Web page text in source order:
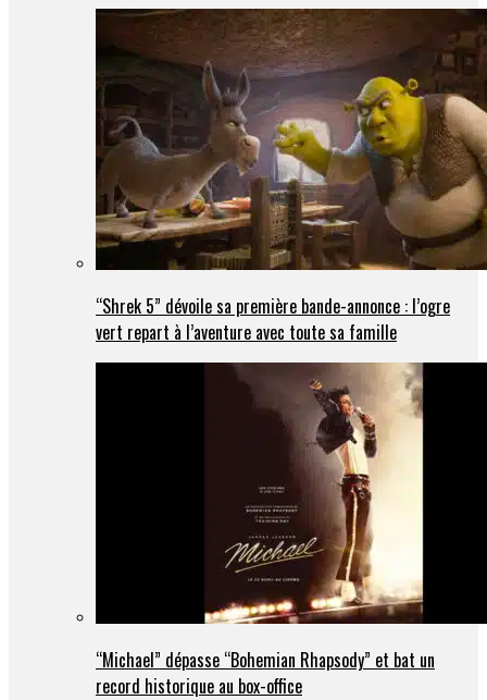
“Shrek 5” dévoile sa première bande-annonce : l’ogre
vert repart à l’aventure avec toute sa famille
“Michael” dépasse “Bohemian Rhapsody” et bat un
record historique au box-office